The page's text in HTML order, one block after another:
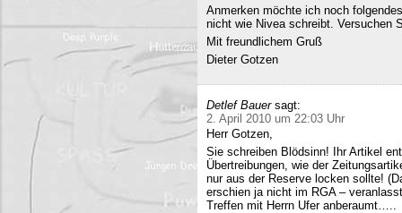
Anmerken möchte ich noch
nicht wie Nivea schreibt. Versuchen
Mit freundlichem Gruß
Dieter Gotzen
Detlef Bauer sagt:
2. April 2010 um 22:03 Uhr
Herr Gotzen,
Sie schreiben Blödsinn! Ihr Artikel
Übertreibungen, wie der
nur aus der Reserve locken sollte!
erschien ja nicht im RGA –
Treffen mit Herrn Ufer anberaumt…..